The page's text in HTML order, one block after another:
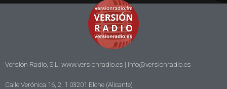
Versión Radio, S.L. www.versionradio.es | info@versionradio.es
Calle Verónica 16, 2, 1 03201 Elche (Alicante)